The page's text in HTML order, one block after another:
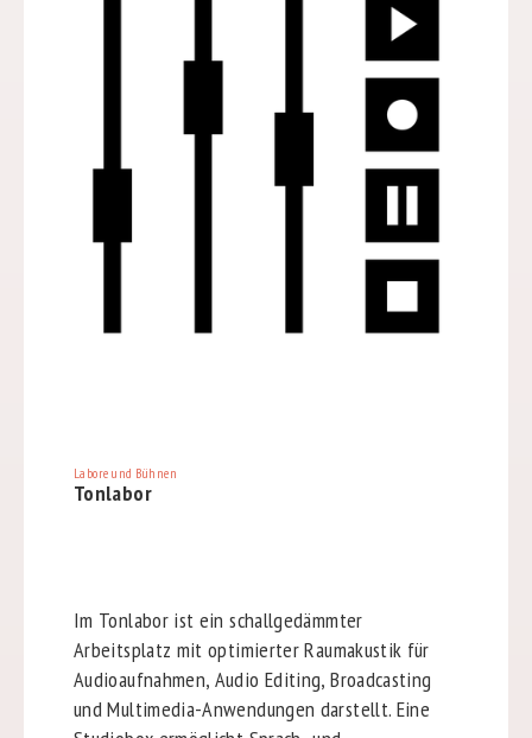
Labore und Bühnen
Tonlabor
Im Tonlabor ist ein schallgedämmter
Arbeitsplatz mit optimierter Raumakustik für
Audioaufnahmen, Audio Editing, Broadcasting
und Multimedia-Anwendungen darstellt. Eine